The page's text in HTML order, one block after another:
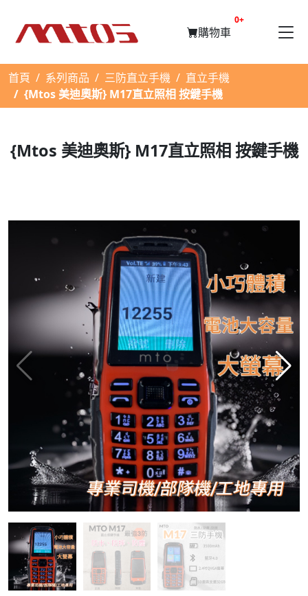
購物車
0+提醒購物車數量
首頁 系列商品 三防直立手機
直立手機
{Mtos 美迪奧斯} M17直立照相 按鍵手機
{Mtos 美迪奧斯} M17直立照相 按鍵手機